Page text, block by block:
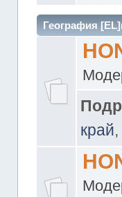
География
край,